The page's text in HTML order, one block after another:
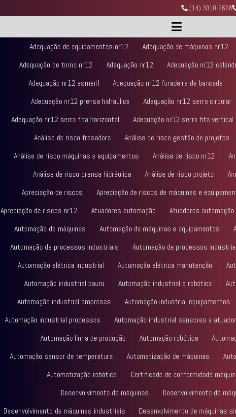
(14) 3010-9698
Adequação de equipamentos nr12 Adequação de máquinas nr12
Adequação de torno nr12
Adequação nr12 Adequação nr12
Adequação nr12 esmeril
Adequação nr12 furadeira de bancada
Adequação nr12 prensa hidraulica
Adequação nr12 serra circular
Adequação nr12 serra fita horizontal
Adequação nr12 serra fita vertical
Análise de risco fresadora
Análise de risco gestão de projetos
Análise de risco máquinas e equipamentos
Análise de risco nr12
Análise de risco prensa hidráulica
Análise de risco projeto
Apreciação de riscos
Apreciação de riscos de máquinas e
Apreciação de riscos nr12
Atuadores automação Atuadores
Automação de máquinas
Automação de máquinas e equipamentos
Automação de processos industriais
Automação de processos
Automação elétrica industrial
Automação elétrica manutenção
Automação industrial bauru
Automação industrial e robótica
Automação industrial empresas
Automação industrial equipamentos
Automação industrial processos
Automação industrial sensores e
Automação linha de produção
Automação robótica
Automação sensor de temperatura
Automatização de máquinas
Automatização robótica
Certificado de conformidade
Desenvolvimento de máquinas
Desenvolvimento de
Desenvolvimento de máquinas industriais
Desenvolvimento de máquinas